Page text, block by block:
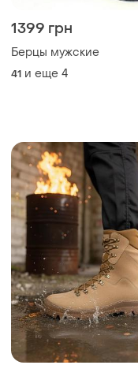
1399 грн
Берцы мужские
41 и еще 4